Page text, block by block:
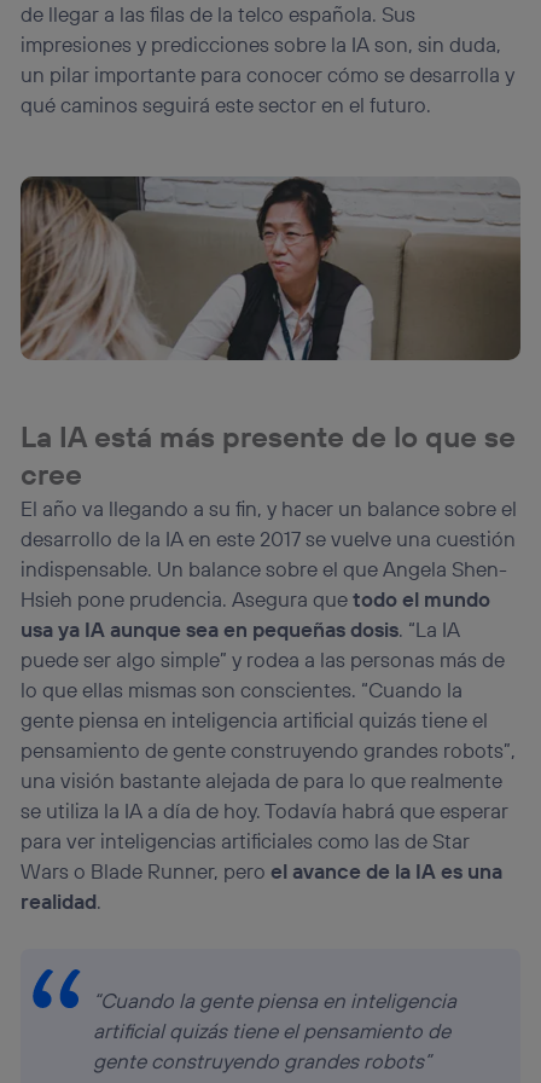
de llegar a las filas de la telco española. Sus
impresiones y predicciones sobre la IA son, sin duda,
un pilar importante para conocer cómo se desarrolla y
qué caminos seguirá este sector en el futuro.
La IA está más presente de lo que se
cree
El año va llegando a su fin, y hacer un balance sobre el
desarrollo de la IA en este 2017 se vuelve una cuestión
indispensable. Un balance sobre el que Angela Shen-
Hsieh pone prudencia. Asegura quetodo el mundo
usa ya IA aunque sea en pequeñas dosis. “La IA
puede ser algo simple” y rodea a las personas más de
lo que ellas mismas son conscientes. “Cuando la
gente piensa en inteligencia artificial quizás tiene el
pensamiento de gente construyendo grandes robots”,
una visión bastante alejada de para lo que realmente
se utiliza la IA a día de hoy. Todavía habrá que esperar
para ver inteligencias artificiales como las de Star
Wars o Blade Runner, peroel avance de la IA es una
realidad.
“Cuando la gente piensa en inteligencia
artificial quizás tiene el pensamiento de
gente construyendo grandes robots”
que hayan dado su consentimiento.
Si utilizas datos móviles, el marketing será más
personalizado, ya que se basará únicamente en la
navegación del usuario del móvil.
visitando el portal de privacidad de Utiq
(“consenthub”) . Para más información, consulta
la política de privacidad de Utiq.